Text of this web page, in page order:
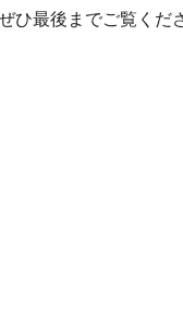
ひ最後までご覧くだ